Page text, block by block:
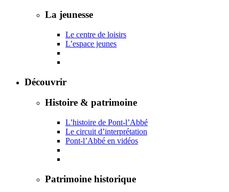
La jeunesse
Le centre de loisirs
L’espace jeunes
Découvrir
Histoire & patrimoine
L’histoire de Pont-l’Abbé
Le circuit d’interprétation
Pont-l’Abbé en vidéos
Patrimoine historique